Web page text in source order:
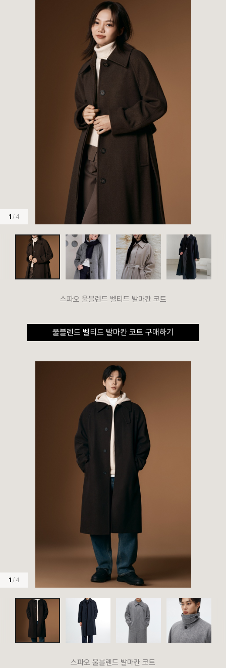
1 / 4
스파오 울블렌드 벨티드 발마칸 코트
울블렌드 벨티드 발마칸 코트 구매하기
1 / 4
스파오 울블렌드 발마칸 코트